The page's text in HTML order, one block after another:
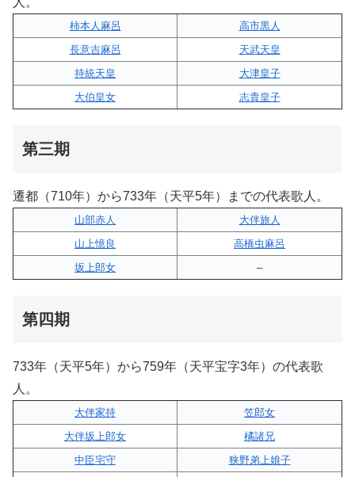
柿本人麻呂
高市黒人
長意吉麻呂
天武天皇
持統天皇
大津皇子
大伯皇女
志貴皇子
第三期
遷都（710年）から733年（天平5年）までの代表歌人。
山部赤人
大伴旅人
山上憶良
高橋虫麻呂
坂上郎女
–
第四期
733年（天平5年）から759年（天平宝字3年）の代表歌
人。
大伴家持
笠郎女
大伴坂上郎女
橘諸兄
中臣宅守
狭野弟上娘子